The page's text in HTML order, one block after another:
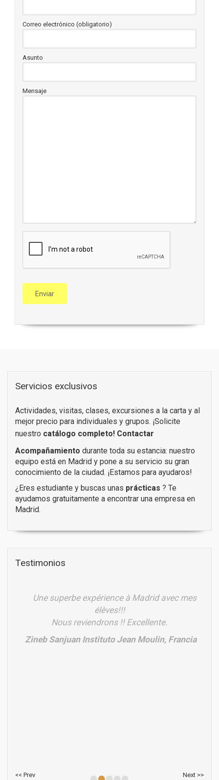
Correo electrónico (obligatorio)
Asunto
Mensaje
Servicios exclusivos
Actividades, visitas, clases, excursiones a la carta y al
mejor precio para individuales y grupos. ¡Solicite
nuestro catálogo completo! Contactar
Acompañamiento durante toda su estancia: nuestro
equipo está en Madrid y pone a su servicio su gran
conocimiento de la ciudad. ¡Estamos para ayudaros!
¿Eres estudiante y buscas unas prácticas ? Te
ayudamos gratuitamente a encontrar una empresa en
Madrid.
Testimonios
Une superbe expérience à Madrid avec mes
élèves!!!
Nous reviendrons !! Excellente.
Zineb Sanjuan Instituto Jean Moulin, Francia
<< Prev Next >>